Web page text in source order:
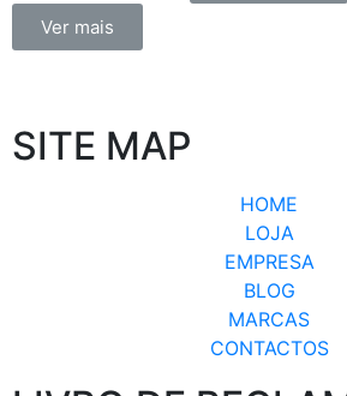
Ver mais
SITE MAP
HOME
LOJA
EMPRESA
BLOG
MARCAS
CONTACTOS